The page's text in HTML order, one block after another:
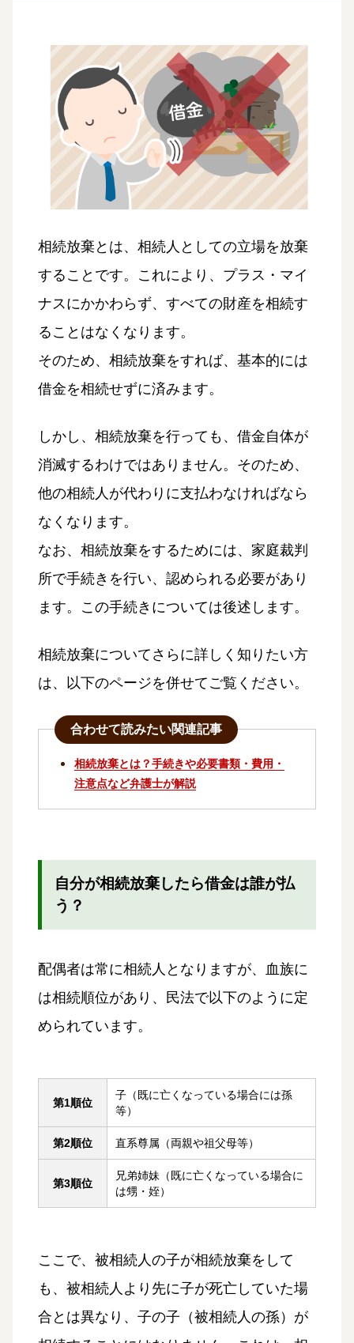
相続放棄とは、相続人としての立場を放棄
することです。これにより、プラス・マイ
ナスにかかわらず、すべての財産を相続す
ることはなくなります。
そのため、相続放棄をすれば、基本的には
借金を相続せずに済みます。
しかし、相続放棄を行っても、借金自体が
消滅するわけではありません。そのため、
他の相続人が代わりに支払わなければなら
なくなります。
なお、相続放棄をするためには、家庭裁判
所で手続きを行い、認められる必要があり
ます。この手続きについては後述します。
相続放棄についてさらに詳しく知りたい方
は、以下のページを併せてご覧ください。
合わせて読みたい関連記事
相続放棄とは？手続きや必要書類・費用・
注意点など弁護士が解説
自分が相続放棄したら借金は誰が払
う？
配偶者は常に相続人となりますが、血族に
は相続順位があり、民法で以下のように定
められています。
第1順位
子（既に亡くなっている場合には孫
等）
第2順位 直系尊属（両親や祖父母等）
第3順位
兄弟姉妹（既に亡くなっている場合に
は甥・姪）
ここで、被相続人の子が相続放棄をして
も、被相続人より先に子が死亡していた場
合とは異なり、子の子（被相続人の孫）が